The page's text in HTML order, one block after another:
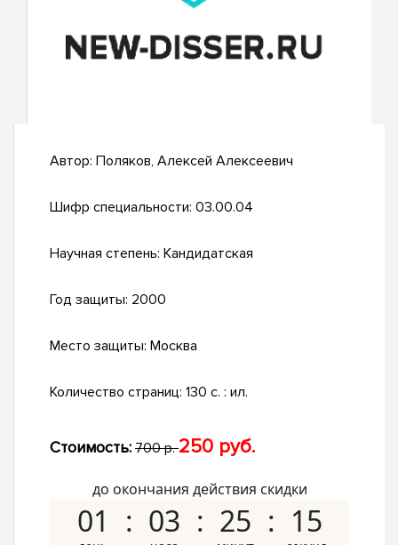
Автор: Поляков, Алексей Алексеевич
Шифр специальности: 03.00.04
Научная степень: Кандидатская
Год защиты: 2000
Место защиты: Москва
Количество страниц: 130 с. : ил.
Стоимость: 700 р.250 руб.
до окончания действия скидки
01 03 25 14